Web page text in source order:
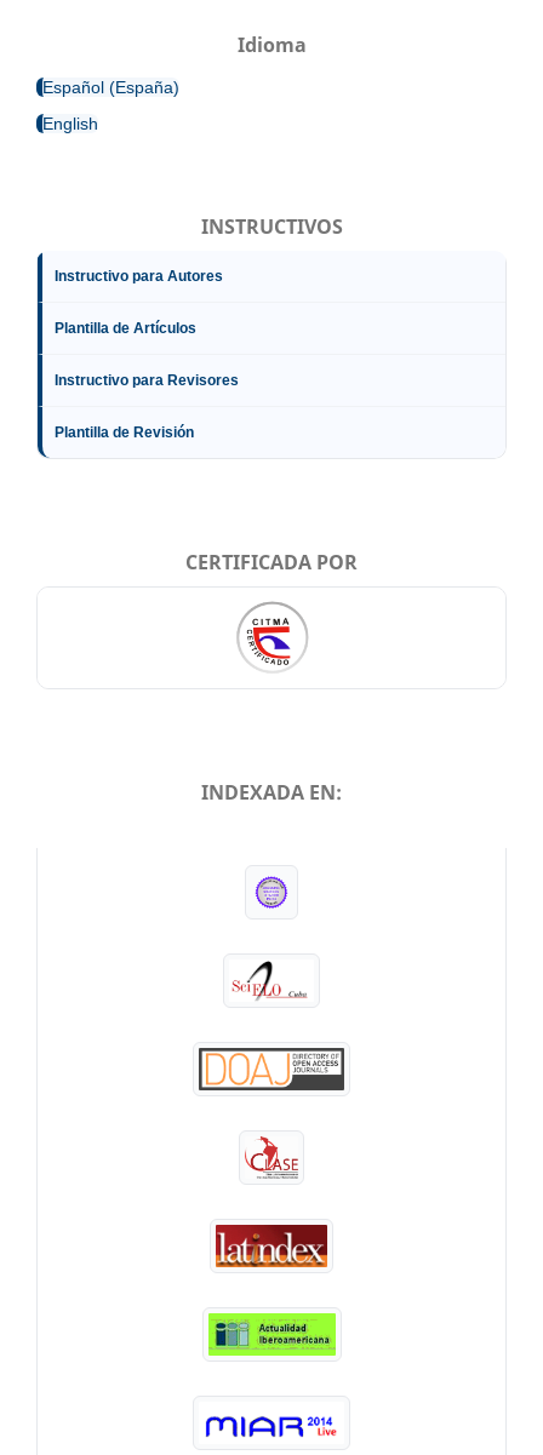
Idioma
Español (España)
English
INSTRUCTIVOS
Instructivo para Autores
Plantilla de Artículos
Instructivo para Revisores
Plantilla de Revisión
CERTIFICADA POR
INDEXADA EN: